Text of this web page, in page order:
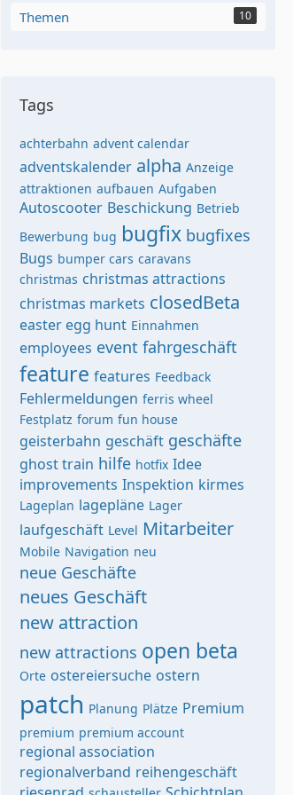
Themen 10
Tags
achterbahn advent calendar
adventskalender alpha Anzeige
attraktionen aufbauen Aufgaben
Autoscooter Beschickung Betrieb
Bewerbung bug bugfix bugfixes
Bugs bumper cars caravans
christmas christmas attractions
christmas markets closedBeta
easter egg hunt Einnahmen
employees event fahrgeschäft
feature features Feedback
Fehlermeldungen ferris wheel
Festplatz forum fun house
geisterbahn geschäft geschäfte
ghost train hilfe hotfix Idee
improvements Inspektion kirmes
Lageplan lagepläne Lager
laufgeschäft Level Mitarbeiter
Mobile Navigation neu
neue Geschäfte
neues Geschäft
new attraction
new attractions open beta
Orte ostereiersuche ostern
patch Planung Plätze Premium
premium premium account
regional association
regionalverband reihengeschäft